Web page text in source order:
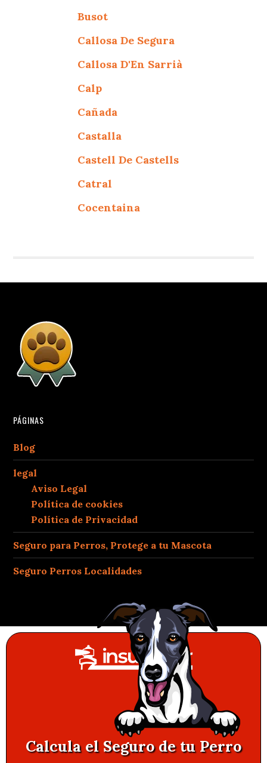
Busot
Callosa De Segura
Callosa D'En Sarrià
Calp
Cañada
Castalla
Castell De Castells
Catral
Cocentaina
PÁGINAS
Blog
legal
Aviso Legal
Política de cookies
Política de Privacidad
Seguro para Perros, Protege a tu Mascota
Seguro Perros Localidades
Calcula el Seguro de tu Perro